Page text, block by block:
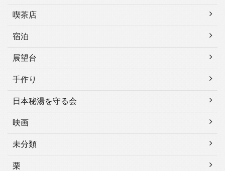
喫茶店
宿泊
展望台
手作り
日本秘湯を守る会
映画
未分類
栗